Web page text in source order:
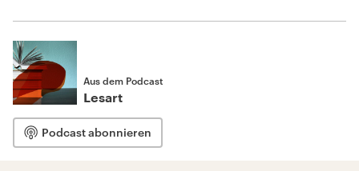
Aus dem Podcast
Lesart
Podcast abonnieren